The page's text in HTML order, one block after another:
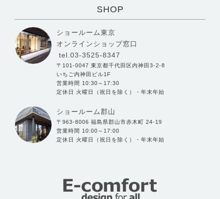
SHOP
ショールーム東京
オンラインショップ窓口
tel.03-3525-8347
〒101-0047 東京都千代田区内神田3-2-8
いちご内神田ビル1F
営業時間 10:30～17:30
定休日 火曜日（祝日を除く）・年末年始
ショールーム郡山
〒963-8006 福島県郡山市赤木町 24-19
営業時間 10:00～17:00
定休日 火曜日（祝日を除く）・年末年始